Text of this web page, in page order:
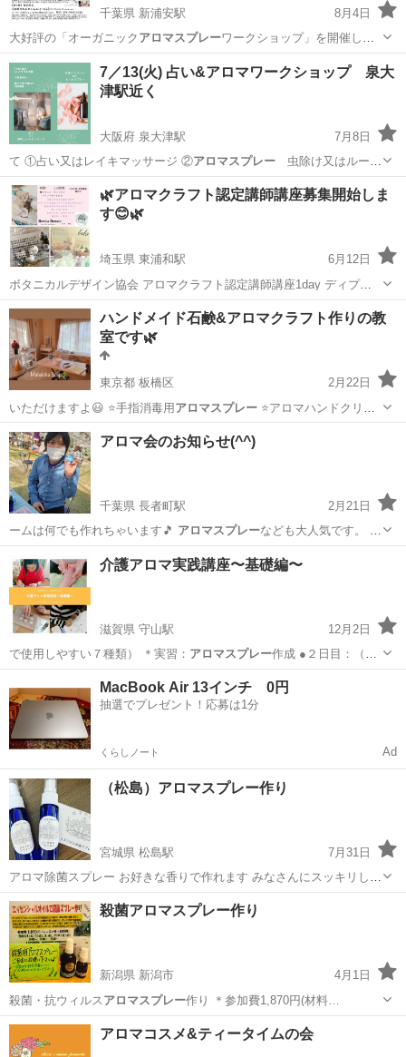
千葉県 新浦安駅
8月4日
大好評の「オーガニック アロマスプレーワークショップ」を開催しま
す♪ …
千葉 浦安市 新浦安駅
7／13(火) 占い&アロマワークショップ 泉大
津駅近く
大阪府 泉大津駅
7月8日
て ①占い又はレイキマッサージ ②アロマスプレー虫除け又はルーム
スプレー ①と…
大阪 泉大津市 泉大津駅 ものづくり アロマスプレー
🌿アロマクラフト認定講師講座募集開始しま
す😊🌿
埼玉県 東浦和駅
6月12日
ボタニカルデザイン協会 アロマクラフト認定講師講座1day ディプロ
マlesson募集中❣️ ボタニカルデザイン協会 ライフデザイン科 アロマク
ラフト認定講師講座 @aroma_bda . 1dayディ...
埼玉 さいたま市 東浦和駅 フラワー
ハンドメイド石鹸&アロマクラフト作りの教
室です🌿
東京都 板橋区
2月22日
いただけますよ😃 ⭐️手指消毒用アロマスプレー⭐️アロマハンドクリー
ム 石鹸を…
東京 板橋区 その他 石鹸
アロマ会のお知らせ(^^)
千葉県 長者町駅
2月21日
ームは何でも作れちゃいます🎵 アロマスプレーなども大人気です。 リ
ップや口… いすみ市 長者町駅 アロマ
介護アロマ実践講座〜基礎編〜
滋賀県 守山駅
12月2日
で使用しやすい７種類） ＊実習： アロマスプレー作成 ●２日目：（実
技）…
守山市 守山駅 アロマ ハンド
MacBook Air 13インチ 0円
抽選でプレゼント！応募は1分
くらしノート Ad
（松島）アロマスプレー作り
宮城県 松島駅
7月31日
アロマ除菌スプレー お好きな香りで作れます みなさんにスッキリして
いただきたいので、30mlで700円‼️ 香りは ペパーミント レモングラス
ライム ハッカ マスクスプレーとしてもお使いいただけま...
宮城 宮城郡 松島駅 ものづくり アロマスプレー
殺菌アロマスプレー作り
新潟県 新潟市
4月1日
殺菌・抗ウィルス アロマスプレー 作り ＊参加費1,870円(材料…
新潟 新潟市 アロマスプレー
アロマコスメ&ティータイムの会